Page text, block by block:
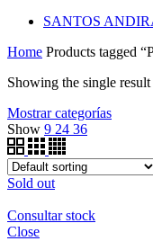
SANTOS
Home Products tagged
Showing the single result
Mostrar categorías
Show 9 24 36
Sold out
Consultar stock
Close